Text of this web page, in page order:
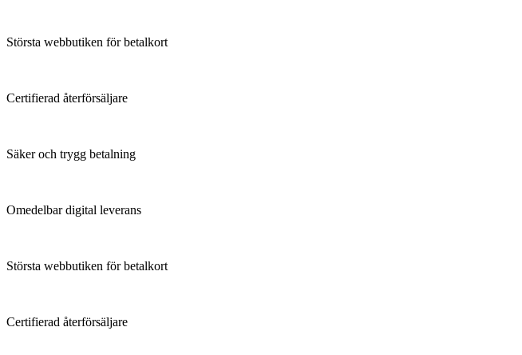
Största webbutiken för betalkort
Certifierad återförsäljare
Säker och trygg betalning
Omedelbar digital leverans
Största webbutiken för betalkort
Certifierad återförsäljare